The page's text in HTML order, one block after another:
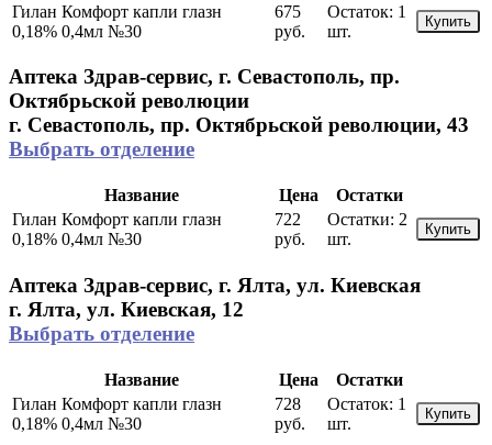
Гилан Комфорт капли глазн
0,18% 0,4мл №30
675
руб.
Остаток: 1
шт.
Купить
Аптека Здрав-сервис, г. Севастополь, пр.
Октябрьской революции
г. Севастополь, пр. Октябрьской революции, 43
Выбрать отделение
Название Цена
Остатки
Гилан Комфорт капли глазн
0,18% 0,4мл №30
722
руб.
Остатки: 2
шт.
Купить
Аптека Здрав-сервис, г. Ялта, ул. Киевская
г. Ялта, ул. Киевская, 12
Выбрать отделение
Название Цена
Остатки
Гилан Комфорт капли глазн
0,18% 0,4мл №30
728
руб.
Остаток: 1
шт.
Купить